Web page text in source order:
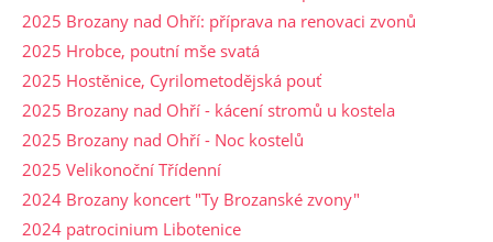
2025 Brozany nad Ohří: příprava na renovaci zvonů
2025 Hrobce, poutní mše svatá
2025 Hostěnice, Cyrilometodějská pouť
2025 Brozany nad Ohří - kácení stromů u kostela
2025 Brozany nad Ohří - Noc kostelů
2025 Velikonoční Třídenní
2024 Brozany koncert "Ty Brozanské zvony"
2024 patrocinium Libotenice